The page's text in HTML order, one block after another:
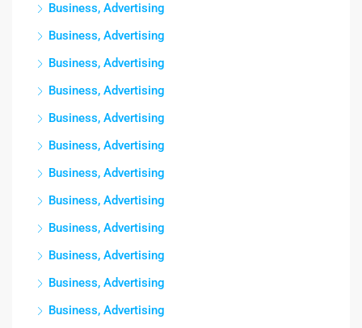
Business, Advertising
Business, Advertising
Business, Advertising
Business, Advertising
Business, Advertising
Business, Advertising
Business, Advertising
Business, Advertising
Business, Advertising
Business, Advertising
Business, Advertising
Business, Advertising